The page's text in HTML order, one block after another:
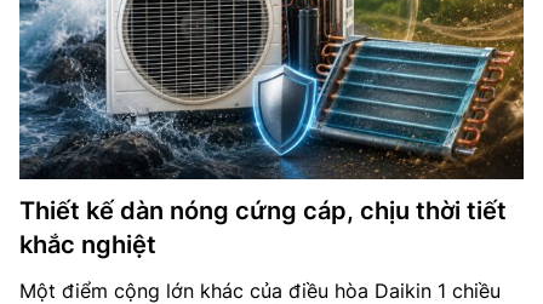
Thiết kế dàn nóng cứng cáp, chịu thời tiết
khắc nghiệt
Một điểm cộng lớn khác của điều hòa Daikin 1 chiều